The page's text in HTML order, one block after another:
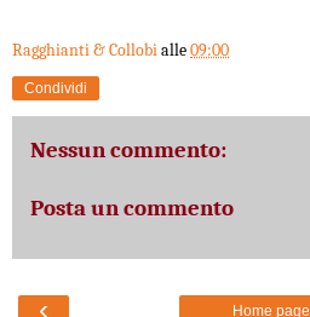
Ragghianti & Collobialle09:00
Condividi
Nessun commento:
Posta un commento
‹ Home page